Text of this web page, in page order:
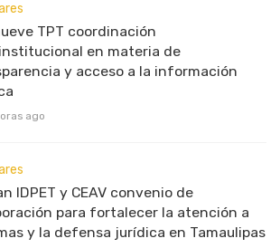
TPT coordinación
en materia de
y acceso a la información
ago
IDPET y CEAV convenio de
para fortalecer la atención a
y la defensa jurídica en Tamaulipas